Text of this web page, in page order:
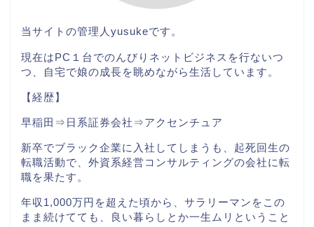
当サイトの管理人 yusukeです。
現在はPC１台でのんびりネットビジネスを行ないつ
つ、自宅で娘の成長を眺めながら生活しています。
【経歴】
早稲田⇒日系証券会社⇒アクセンチュア
新卒でブラック企業に入社してしまうも、起死回生の
転職活動で、外資系経営コンサルティングの会社に転
職を果たす。
年収1,000万円を超えた頃から、サラリーマンをこの
まま続けてても、良い暮らしとか一生ムリということ